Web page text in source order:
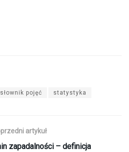
słownik pojęć statystyka
artykuł
zapadalności – definicja